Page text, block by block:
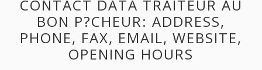
CONTACT DATA TRAITEUR AU
BON P?CHEUR: ADDRESS,
PHONE, FAX, EMAIL, WEBSITE,
OPENING HOURS